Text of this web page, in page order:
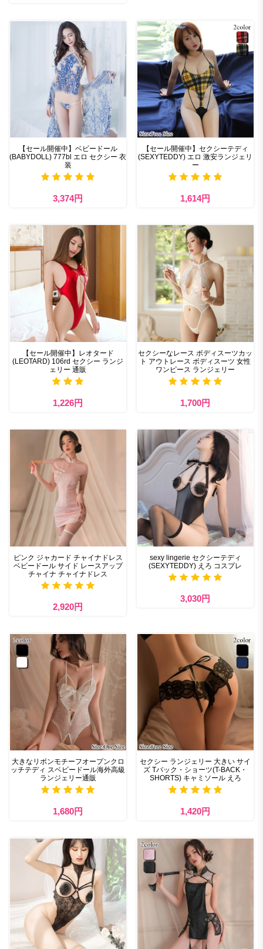
【セール開催中】ベビードール
(BABYDOLL) 777bl エロ セクシー 衣
装
3,374円
【セール開催中】セクシーテディ
(SEXYTEDDY) エロ 激安ランジェリ
ー
1,614円
【セール開催中】レオタード
(LEOTARD) 106rd セクシー ランジ
ェリー 通販
1,226円
セクシーなレース ボディスーツカッ
ト アウトレース ボディスーツ 女性
ワンピース ランジェリー
1,700円
ピンク ジャカード チャイナドレス
ベビードール サイド レースアップ
チャイナ チャイナドレス
2,920円
sexy lingerie セクシーテディ
(SEXYTEDDY) えろ コスプレ
3,030円
大きなリボンモチーフオープンクロ
ッチテディ スベビードール海外高級
ランジェリー通販
1,680円
セクシー ランジェリー 大きい サイ
ズ Tバック・ショーツ(T-BACK・
SHORTS) キャミソール えろ
1,420円